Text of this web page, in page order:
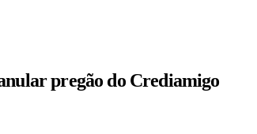
pregão do Crediamigo